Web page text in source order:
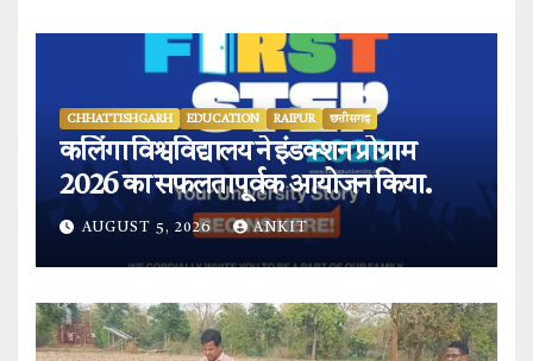
CHHATTISHGARH EDUCATION RAIPUR छत्तीसगढ़
कलिंगा विश्वविद्यालय ने इंडक्शन प्रोग्राम
2026 का सफलतापूर्वक आयोजन किया.
AUGUST 5, 2026 ANKIT